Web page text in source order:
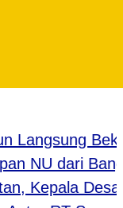
NU dari
Kepala Desa